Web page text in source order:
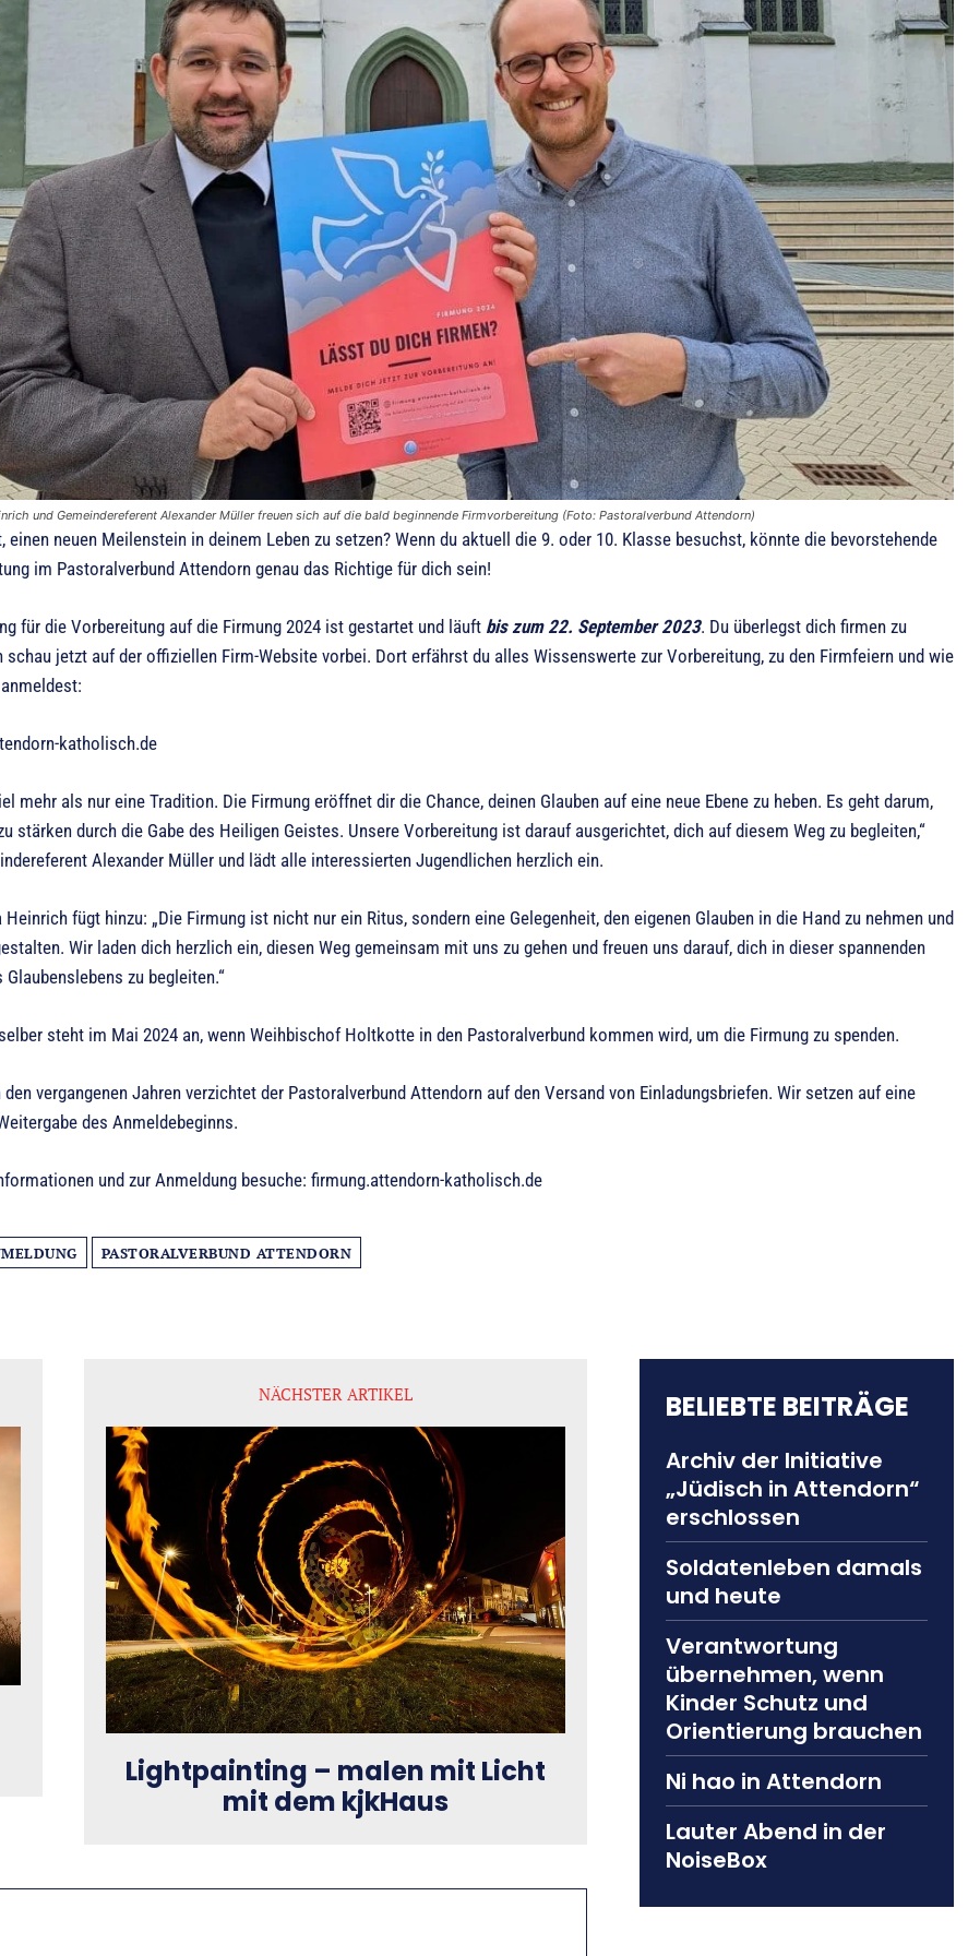
und Gemeindereferent Alexander Müller freuen sich auf die bald beginnende Firmvorbereitung (Foto: Pastoralverbund Attendorn)
einen neuen Meilenstein in deinem Leben zu setzen? Wenn du aktuell die 9. oder 10. Klasse besuchst, könnte die bevorstehende
im Pastoralverbund Attendorn genau das Richtige für dich sein!
für die Vorbereitung auf die Firmung 2024 ist gestartet und läuft bis zum 22. September 2023. Du überlegst dich firmen zu
schau jetzt auf der offiziellen Firm-Website vorbei. Dort erfährst du alles Wissenswerte zur Vorbereitung, zu den Firmfeiern und wie
katholisch.de
mehr als nur eine Tradition. Die Firmung eröffnet dir die Chance, deinen Glauben auf eine neue Ebene zu heben. Es geht darum,
stärken durch die Gabe des Heiligen Geistes. Unsere Vorbereitung ist darauf ausgerichtet, dich auf diesem Weg zu begleiten,“
Alexander Müller und lädt alle interessierten Jugendlichen herzlich ein.
fügt hinzu: „Die Firmung ist nicht nur ein Ritus, sondern eine Gelegenheit, den eigenen Glauben in die Hand zu nehmen und
Wir laden dich herzlich ein, diesen Weg gemeinsam mit uns zu gehen und freuen uns darauf, dich in dieser spannenden
Glaubenslebens zu begleiten.“
steht im Mai 2024 an, wenn Weihbischof Holtkotte in den Pastoralverbund kommen wird, um die Firmung zu spenden.
vergangenen Jahren verzichtet der Pastoralverbund Attendorn auf den Versand von Einladungsbriefen. Wir setzen auf eine
des Anmeldebeginns.
und zur Anmeldung besuche: firmung.attendorn-katholisch.de
PASTORALVERBUND ATTENDORN
NÄCHSTER ARTIKEL
Lightpainting – malen mit Licht
mit dem kjkHaus
BELIEBTE BEITRÄGE
Archiv der Initiative
„Jüdisch in Attendorn“
erschlossen
Soldatenleben damals
und heute
Verantwortung
übernehmen, wenn
Kinder Schutz und
Orientierung brauchen
Ni hao in Attendorn
Lauter Abend in der
NoiseBox